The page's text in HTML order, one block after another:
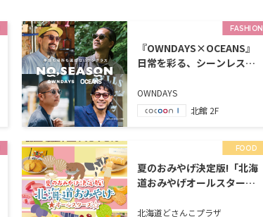
『OWNDAYS×OCEANS』
日常を彩る、シーンレスな
FASHION
OWNDAYS
北館 2F
夏のおみやげ決定版!「北海
道おみやげオールスター
FOOD
北海道どさんこプラザ